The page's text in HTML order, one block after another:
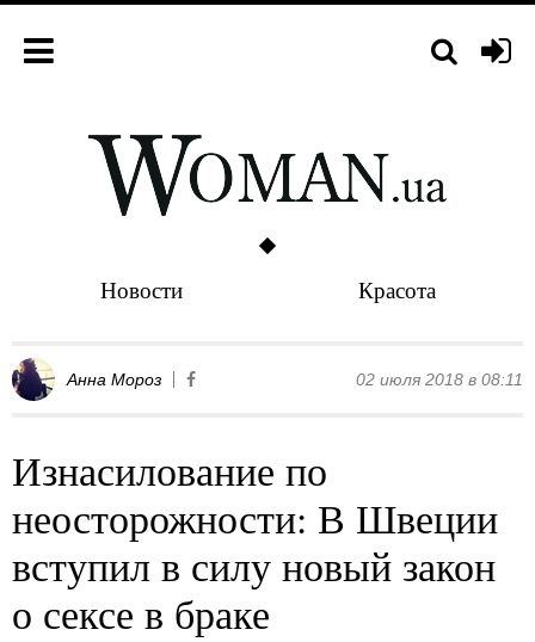
Новости Красота
Анна Мороз 02 июля 2018 в 08:11
Изнасилование по
неосторожности: В Швеции
вступил в силу новый закон
о сексе в браке